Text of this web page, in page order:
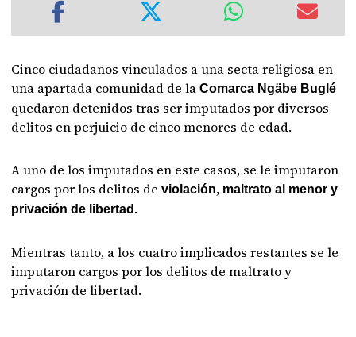
Cinco ciudadanos vinculados a una secta religiosa en
una apartada comunidad de laComarca Ngäbe Buglé
quedaron detenidos tras ser imputados por diversos
delitos en perjuicio de cinco menores de edad.
A uno de los imputados en este casos, se le imputaron
cargos por los delitos deviolación, maltrato al menor y
privación de libertad.
Mientras tanto, a los cuatro implicados restantes se le
imputaron cargos por los delitos de maltrato y
privación de libertad.